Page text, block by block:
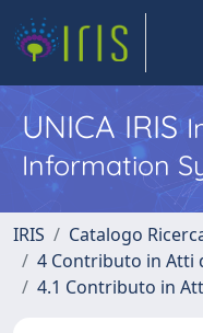
UNICA IRIS
Information
IRIS
Catalogo
4 Contributo in Atti
4.1 Contributo in